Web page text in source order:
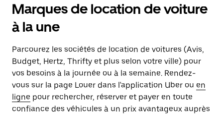
Marques de location de voiture
à la une
Parcourez les sociétés de location de voitures (Avis,
Budget, Hertz, Thrifty et plus selon votre ville) pour
vos besoins à la journée ou à la semaine. Rendez-
vous sur la page Louer dans l'application Uber ou en
ligne pour rechercher, réserver et payer en toute
confiance des véhicules à un prix avantageux auprès